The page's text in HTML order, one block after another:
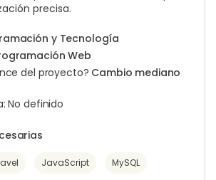
precisa.
y Tecnología
Web
del proyecto? Cambio mediano
No definido
JavaScript MySQL